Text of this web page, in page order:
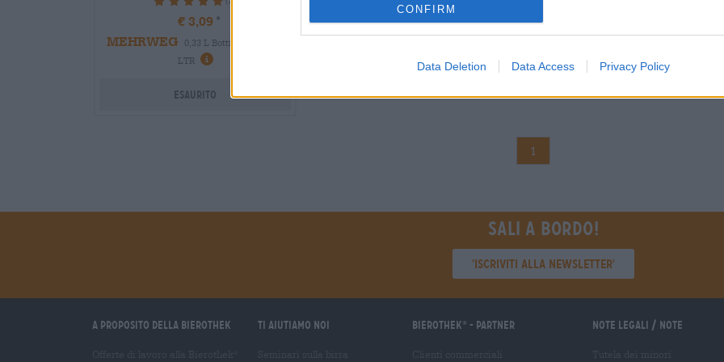
CONFIRM
Data Deletion Data Access Privacy Policy
€ 3,09
MEHRWEG
0,33 L Bottiglia - € 9,36 /
LTR
Esaurito
1
Sali a bordo!
'Iscriviti alla newsletter'
A proposito della Bierothek Ti aiutiamo noi Bierothek - Partner Note legali / Note